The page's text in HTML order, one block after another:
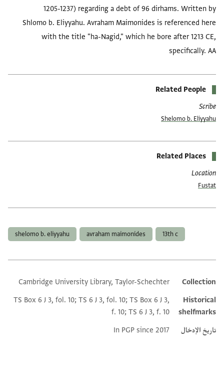
1205-1237) regarding a debt of 96 dirhams. Written by
Shlomo b. Eliyyahu. Avraham Maimonides is referenced here
with the title "ha-Nagid," which he bore after 1213 CE,
specifically. AA
Related People
Scribe
Shelomo b. Eliyyahu
Related Places
Location
Fustat
13th c
avraham maimonides
shelomo b. eliyyahu
Additional metadata
Collection
Cambridge University Library, Taylor-Schechter
Historical
shelfmarks
TS Box 6 J 3, fol. 10; TS 6 J 3, fol. 10; TS Box 6 J 3,
f. 10; TS 6 J 3, f. 10
تاريخ الإدخال
In PGP since 2017